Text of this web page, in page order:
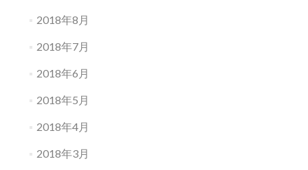
2018年8月
2018年7月
2018年6月
2018年5月
2018年4月
2018年3月